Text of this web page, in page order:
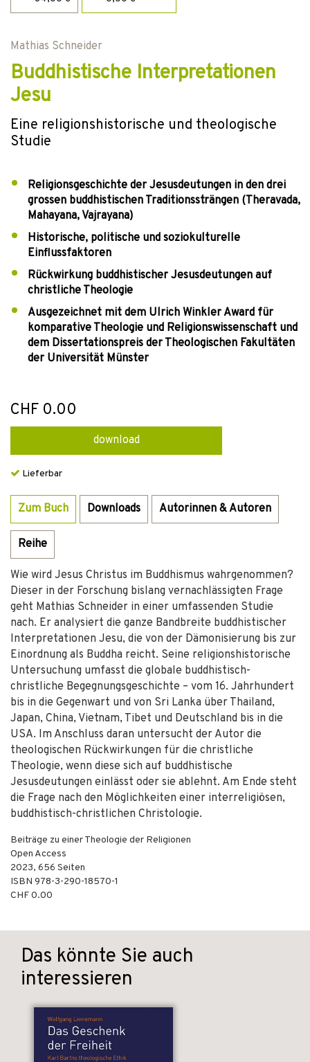
Mathias Schneider
Buddhistische Interpretationen
Jesu
Eine religionshistorische und theologische
Studie
Religionsgeschichte der Jesusdeutungen in den drei
grossen buddhistischen Traditionssträngen (Theravada,
Mahayana, Vajrayana)
Historische, politische und soziokulturelle
Einflussfaktoren
Rückwirkung buddhistischer Jesusdeutungen auf
christliche Theologie
Ausgezeichnet mit dem Ulrich Winkler Award für
komparative Theologie und Religionswissenschaft und
dem Dissertationspreis der Theologischen Fakultäten
der Universität Münster
CHF 0.00
download
Lieferbar
Zum Buch Downloads Autorinnen & Autoren
Reihe
Wie wird Jesus Christus im Buddhismus wahrgenommen?
Dieser in der Forschung bislang vernachlässigten Frage
geht Mathias Schneider in einer umfassenden Studie
nach. Er analysiert die ganze Bandbreite buddhistischer
Interpretationen Jesu, die von der Dämonisierung bis zur
Einordnung als Buddha reicht. Seine religionshistorische
Untersuchung umfasst die globale buddhistisch-
christliche Begegnungsgeschichte – vom 16. Jahrhundert
bis in die Gegenwart und von Sri Lanka über Thailand,
Japan, China, Vietnam, Tibet und Deutschland bis in die
USA. Im Anschluss daran untersucht der Autor die
theologischen Rückwirkungen für die christliche
Theologie, wenn diese sich auf buddhistische
Jesusdeutungen einlässt oder sie ablehnt. Am Ende steht
die Frage nach den Möglichkeiten einer interreligiösen,
buddhistisch-christlichen Christologie.
Beiträge zu einer Theologie der Religionen
Open Access
2023, 656 Seiten
ISBN 978-3-290-18570-1
CHF 0.00
Das könnte Sie auch
interessieren